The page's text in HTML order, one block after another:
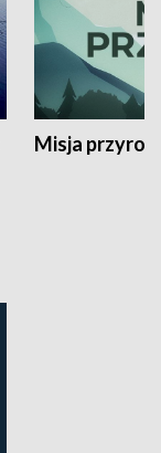
Misja